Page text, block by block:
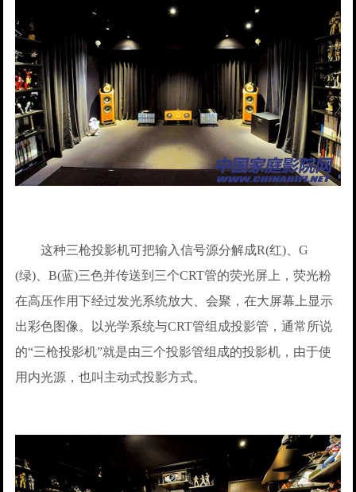
这种三枪投影机可把输入信号源分解成R(红)、G
(绿)、B(蓝)三色并传送到三个CRT管的荧光屏上，荧光粉
在高压作用下经过发光系统放大、会聚，在大屏幕上显示
出彩色图像。以光学系统与CRT管组成投影管，通常所说
的“三枪投影机”就是由三个投影管组成的投影机，由于使
用内光源，也叫主动式投影方式。